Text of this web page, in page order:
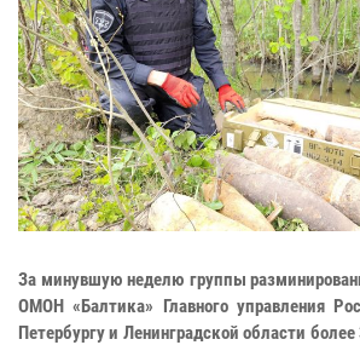
За минувшую неделю группы
ОМОН «Балтика» Главного управления
Петербургу и Ленинградской области